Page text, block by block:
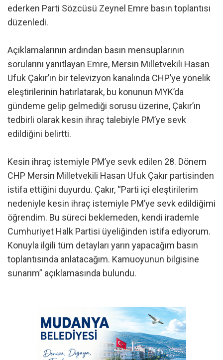
ederken Parti Sözcüsü Zeynel Emre basın toplantısı
düzenledi.
Açıklamalarının ardından basın mensuplarının
sorularını yanıtlayan Emre, Mersin Milletvekili Hasan
Ufuk Çakır’ın bir televizyon kanalında CHP’ye yönelik
eleştirilerinin hatırlatarak, bu konunun MYK’da
gündeme gelip gelmediği sorusu üzerine, Çakır’ın
tedbirli olarak kesin ihraç talebiyle PM’ye sevk
edildiğini belirtti.
Kesin ihraç istemiyle PM’ye sevk edilen 28. Dönem
CHP Mersin Milletvekili Hasan Ufuk Çakır partisinden
istifa ettiğini duyurdu. Çakır, “Parti içi eleştirilerim
nedeniyle kesin ihraç istemiyle PM’ye sevk edildiğimi
öğrendim. Bu süreci beklemeden, kendi irademle
Cumhuriyet Halk Partisi üyeliğinden istifa ediyorum.
Konuyla ilgili tüm detayları yarın yapacağım basın
toplantısında anlatacağım. Kamuoyunun bilgisine
sunarım” açıklamasında bulundu.